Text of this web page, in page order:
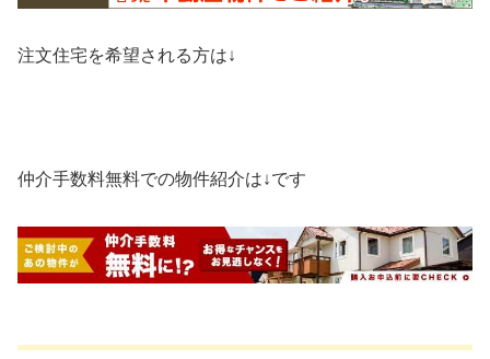
注文住宅を希望される方は↓
仲介手数料無料での物件紹介は↓です